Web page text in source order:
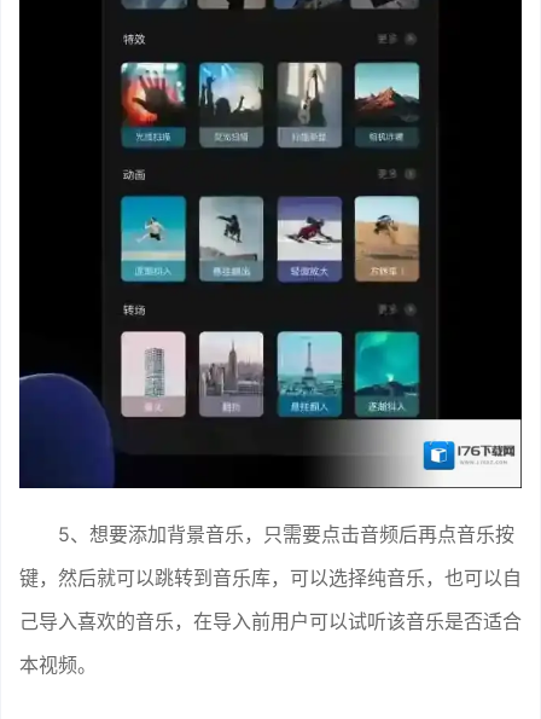
5、想要添加背景音乐，只需要点击音频后再点音乐按
键，然后就可以跳转到音乐库，可以选择纯音乐，也可以自
己导入喜欢的音乐，在导入前用户可以试听该音乐是否适合
本视频。